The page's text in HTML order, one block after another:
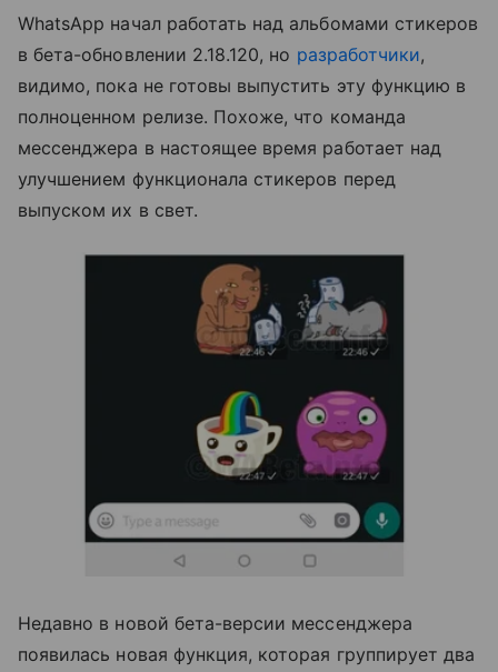
WhatsApp начал работать над альбомами стикеров
в бета-обновлении 2.18.120, но разработчики,
видимо, пока не готовы выпустить эту функцию в
полноценном релизе. Похоже, что команда
мессенджера в настоящее время работает над
улучшением функционала стикеров перед
выпуском их в свет.
Недавно в новой бета-версии мессенджера
появилась новая функция, которая группирует два